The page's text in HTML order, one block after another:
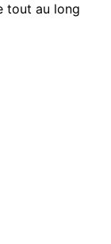
tout au long